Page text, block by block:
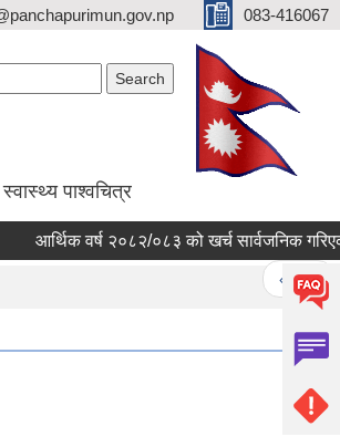
083-416067
स्वास्थ्य पाश्वचित्र
आर्थिक वर्ष २०८२/०८३ को खर्च सार्वजनिक गरिएको
« first